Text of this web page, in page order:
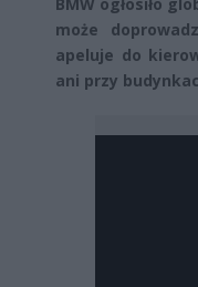
może
apeluje do
ani przy